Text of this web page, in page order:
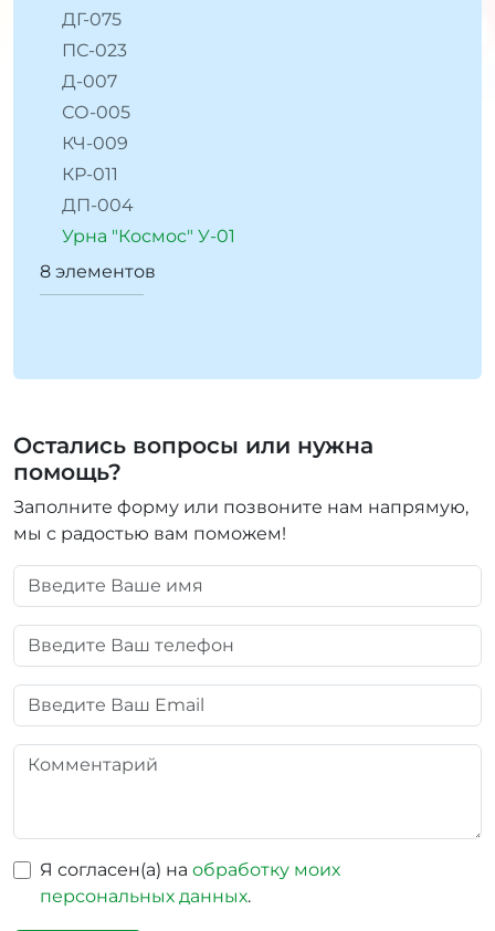
ДГ-075
ПС-023
Д-007
СО-005
КЧ-009
КР-011
ДП-004
Урна "Космоc" У-01
8 элементов
Остались вопросы или нужна
помощь?
Заполните форму или позвоните нам напрямую,
мы с радостью вам поможем!
Я согласен(а) на обработку моих
персональных данных.